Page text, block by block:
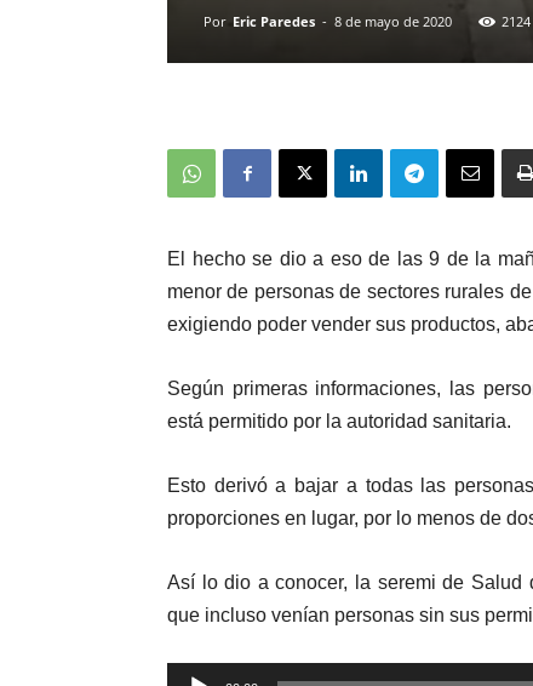
Por Eric Paredes - 8 de mayo de 2020 2124
El hecho se dio a eso de las 9 de la
menor de personas de sectores rurales
exigiendo poder vender sus productos,
Según primeras informaciones, las
está permitido por la autoridad sanitaria.
Esto derivó a bajar a todas las
proporciones en lugar, por lo menos de
Así lo dio a conocer, la seremi de Salud
que incluso venían personas sin sus
Reproductor